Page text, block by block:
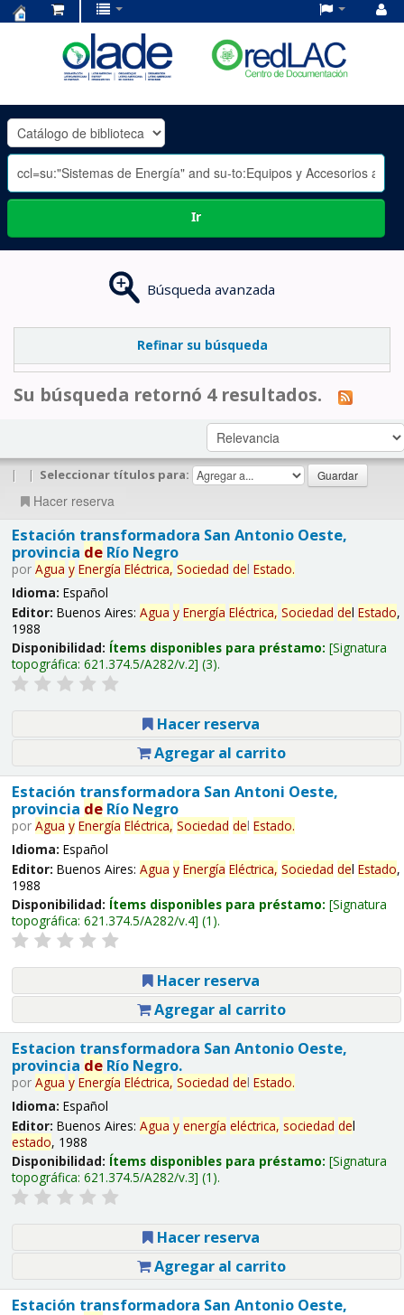
OLADE
-
Ir
Búsqueda avanzada
Refinar su búsqueda
Su búsqueda retornó 4 resultados.
| | Seleccionar títulos para:
Hacer reserva
Estación transformadora San Antonio Oeste,
provincia deRío Negro
por Agua y Energía Eléctrica, Sociedad del Estado.
Idioma: Español
Editor: Buenos Aires: Agua y Energía Eléctrica, Sociedad del Estado,
1988
Disponibilidad: Ítems disponibles para préstamo: Signatura
topográfica: 621.374.5/A282/v.2 (3).
Hacer reserva
Agregar al carrito
Estación transformadora San Antoni Oeste,
provincia deRío Negro
por Agua y Energía Eléctrica, Sociedad del Estado.
Idioma: Español
Editor: Buenos Aires: Agua y Energía Eléctrica, Sociedad del Estado,
1988
Disponibilidad: Ítems disponibles para préstamo: Signatura
topográfica: 621.374.5/A282/v.4 (1).
Hacer reserva
Agregar al carrito
Estacion transformadora San Antonio Oeste,
provincia deRío Negro.
por Agua y Energía Eléctrica, Sociedad del Estado.
Idioma: Español
Editor: Buenos Aires: Agua y energía eléctrica, sociedad del
estado, 1988
Disponibilidad: Ítems disponibles para préstamo: Signatura
topográfica: 621.374.5/A282/v.3 (1).
Hacer reserva
Agregar al carrito
Estación transformadora San Antonio Oeste,